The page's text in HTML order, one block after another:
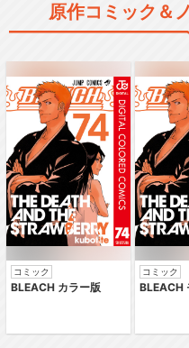
原作コミック＆
コミック
BLEACH カラー版
コミック
BLEACH